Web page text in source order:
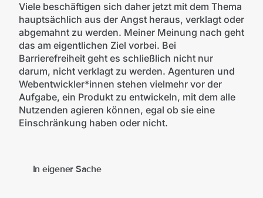
Viele beschäftigen sich daher jetzt mit dem Thema
hauptsächlich aus der Angst heraus, verklagt oder
abgemahnt zu werden. Meiner Meinung nach geht
das am eigentlichen Ziel vorbei. Bei
Barrierefreiheit geht es schließlich nicht nur
darum, nicht verklagt zu werden. Agenturen und
Webentwickler*innen stehen vielmehr vor der
Aufgabe, ein Produkt zu entwickeln, mit dem alle
Nutzenden agieren können, egal ob sie eine
Einschränkung haben oder nicht.
In eigener Sache